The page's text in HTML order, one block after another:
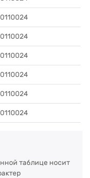
таблице носит